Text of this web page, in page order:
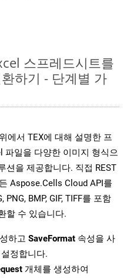
스프레드시트를
하기 - 단계별 가
에서 TEX에 대해 설명한 프
파일을 다양한 이미지 형식으
션을 제공합니다. 직접 REST
Aspose.Cells Cloud API를
BMP, GIF, TIFF를 포함
할 수 있습니다.
하고 SaveFormat 속성을 사
정합니다.
개체를 생성하여